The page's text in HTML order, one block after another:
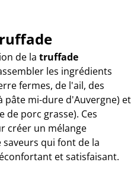
de la truffade
les ingrédients
fermes, de l'ail, des
pâte mi-dure d'Auvergne) et
de porc grasse). Ces
créer un mélange
qui font de la
et satisfaisant.